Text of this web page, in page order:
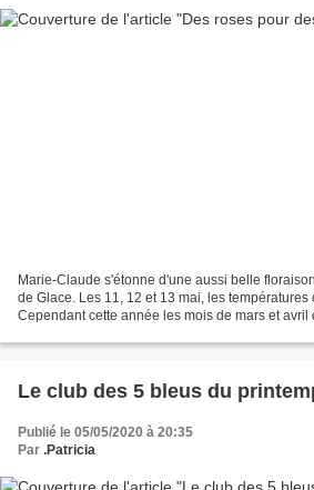
Marie-Claude s'étonne d'une aussi belle
de Glace. Les 11, 12 et 13 mai, les températures
Cependant cette année les mois de mars et
Le club des 5 bleus du
Publié le 05/05/2020 à 20:35
Par .Patricia